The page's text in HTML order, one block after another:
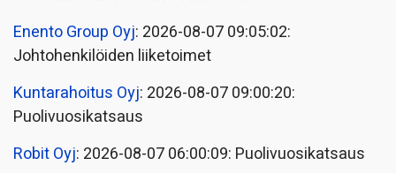
Enento Group Oyj: 2026-08-07 09:05:02:
Johtohenkilöiden liiketoimet
Kuntarahoitus Oyj: 2026-08-07 09:00:20:
Puolivuosikatsaus
Robit Oyj: 2026-08-07 06:00:09: Puolivuosikatsaus